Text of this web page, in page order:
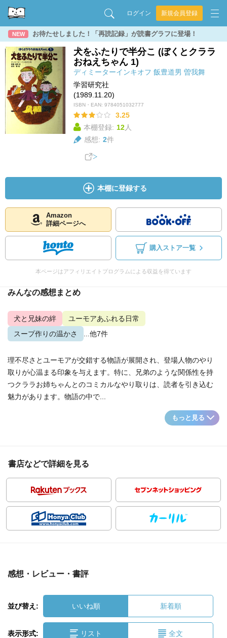
ログイン 新規会員登録
NEW お待たせしました！「再読記録」が読書グラフに登場！
犬をふたりで半分こ (ぼくとクララ
おねえちゃん 1)
ディミーターインキオフ 飯豊道男 曽我舞
学習研究社
(1989.11.20)
ISBN・EAN: 9784051032777
3.25
本棚登録: 12人
感想: 2件
本棚に登録する
Amazon
詳細ページへ
購入ストア一覧
本ページはアフィリエイトプログラムによる収益を得ています
みんなの感想まとめ
犬と兄妹の絆
ユーモアあふれる日常
スープ作りの温かさ
...他7件
理不尽さとユーモアが交錯する物語が展開され、登場人物のやり
取りが心温まる印象を与えます。特に、兄弟のような関係性を持
つクララお姉ちゃんとのコミカルなやり取りは、読者を引き込む
魅力があります。物語の中で...
もっと見る
書店などで詳細を見る
感想・レビュー・書評
並び替え: いいね順 新着順
表示形式: リスト 全文